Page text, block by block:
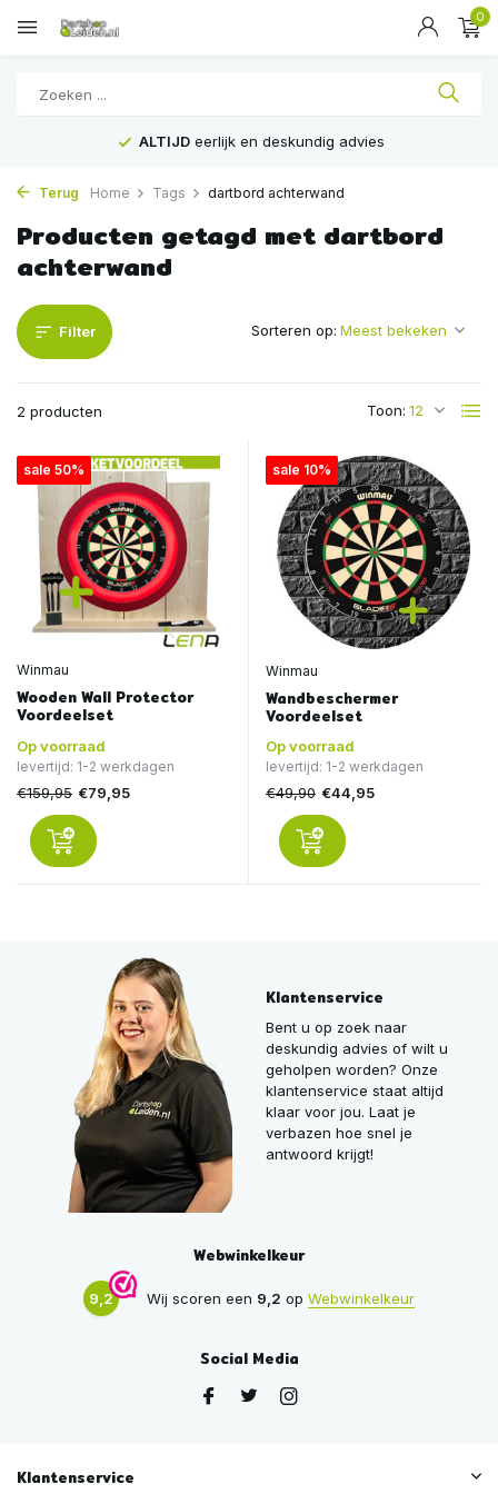
0
ALTIJD eerlijk en deskundig advies
Terug Home Tags dartbord achterwand
Producten getagd met dartbord
achterwand
Filter
2 producten Toon:
Sorteren op:
sale 50%
Winmau
Wooden Wall Protector
Voordeelset
Op voorraad
levertijd: 1-2 werkdagen
€159,95 €79,95
sale 10%
Winmau
Wandbeschermer
Voordeelset
Op voorraad
levertijd: 1-2 werkdagen
€49,90 €44,95
Klantenservice
Bent u op zoek naar
deskundig advies of wilt u
geholpen worden? Onze
klantenservice staat altijd
klaar voor jou. Laat je
verbazen hoe snel je
antwoord krijgt!
Webwinkelkeur
9,2 Wij scoren een 9,2 op Webwinkelkeur
Social Media
Klantenservice